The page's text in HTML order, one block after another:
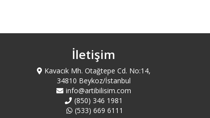
Çatalca Logo Bayi
Çekmeköy Logo Bayi
Esenyurt Logo Bayi
İletişim
Kavacık Mh. Otağtepe Cd. No:14,
34810 Beykoz/İstanbul
info@artibilisim.com
(850) 346 1981
(533) 669 6111